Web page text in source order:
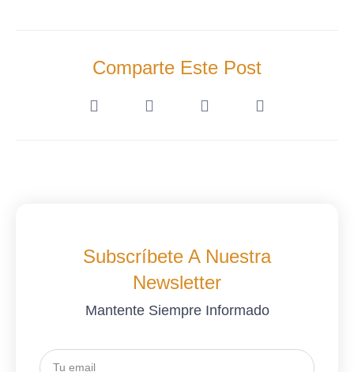
Comparte Este Post
Subscríbete A Nuestra
Newsletter
Mantente Siempre Informado